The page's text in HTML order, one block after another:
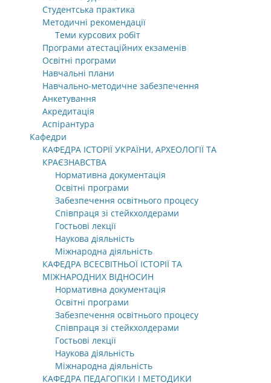
Студентська практика
Методичні рекомендації
Теми курсових робіт
Програми атестаційних екзаменів
Освітні програми
Навчальні плани
Навчально-методичне забезпечення
Анкетування
Акредитація
Аспірантура
Кафедри
КАФЕДРА ІСТОРІЇ УКРАЇНИ, АРХЕОЛОГІЇ ТА
КРАЄЗНАВСТВА
Нормативна документація
Освітні програми
Забезпечення освітнього процесу
Співпраця зі стейкхолдерами
Гостьові лекції
Наукова діяльність
Міжнародна діяльність
КАФЕДРА ВСЕСВІТНЬОЇ ІСТОРІЇ ТА
МІЖНАРОДНИХ ВІДНОСИН
Нормативна документація
Освітні програми
Забезпечення освітнього процесу
Співпраця зі стейкхолдерами
Гостьові лекції
Наукова діяльність
Міжнародна діяльність
КАФЕДРА ПЕДАГОГІКИ І МЕТОДИКИ